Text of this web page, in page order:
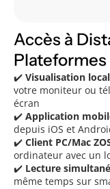
Accès à
Plateformes
✔️ Visualisation
votre moniteur ou
écran
✔️ Application
depuis iOS et
✔️ Client PC/Mac
ordinateur avec un
✔️ Lecture
même temps sur